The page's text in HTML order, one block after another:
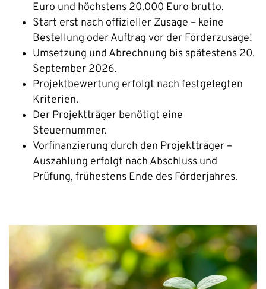
Euro und höchstens 20.000 Euro brutto.
Start erst nach offizieller Zusage – keine
Bestellung oder Auftrag vor der Förderzusage!
Umsetzung und Abrechnung bis spätestens 20.
September 2026.
Projektbewertung erfolgt nach festgelegten
Kriterien.
Der Projektträger benötigt eine
Steuernummer.
Vorfinanzierung durch den Projektträger –
Auszahlung erfolgt nach Abschluss und
Prüfung, frühestens Ende des Förderjahres.